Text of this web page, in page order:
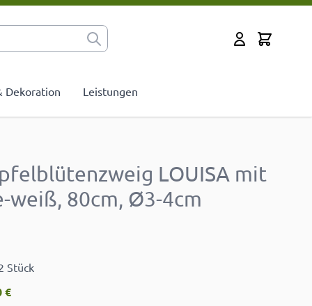
Cart
Dekoration Leistungen
LOUISA mit
weiß, 80cm, Ø3-4cm
Stück
€